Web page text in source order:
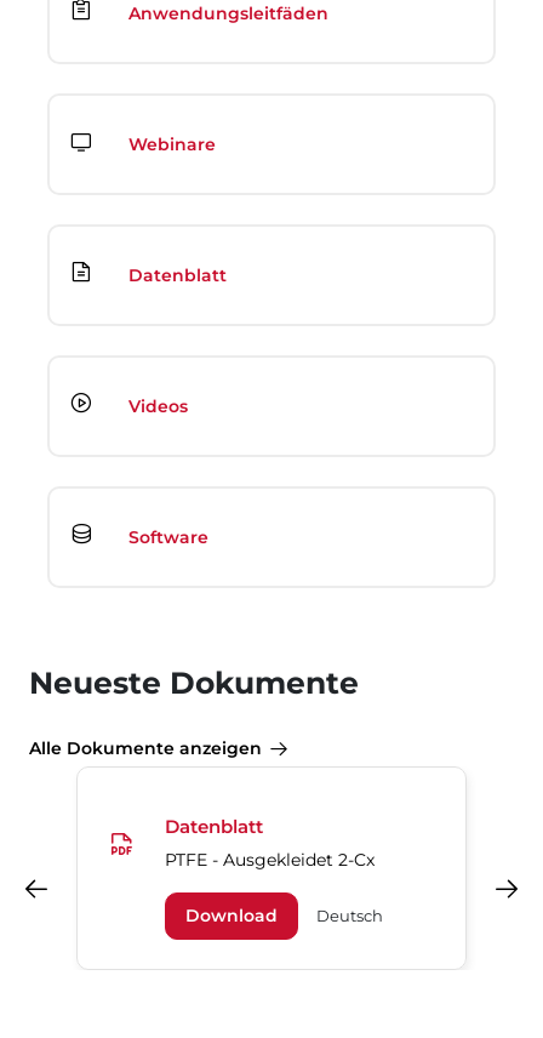
Anwendungsleitfäden
Webinare
Datenblatt
Videos
Software
Neueste Dokumente
Alle Dokumente anzeigen
Datenblatt
PTFE - Ausgekleidet 2-Cx
Download Deutsch
Nächstes